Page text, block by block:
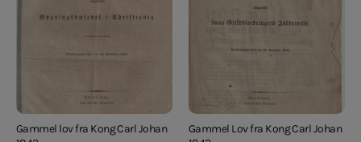
Gammel lov fra Kong Carl Johan
Gammel Lov fra Kong Carl Johan